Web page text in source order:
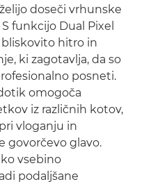
doseči vrhunske
funkcijo Dual Pixel
bliskovito hitro in
ki zagotavlja, da so
posneti.
omogoča
iz različnih kotov,
vloganju in
govorčevo glavo.
vsebino
podaljšane